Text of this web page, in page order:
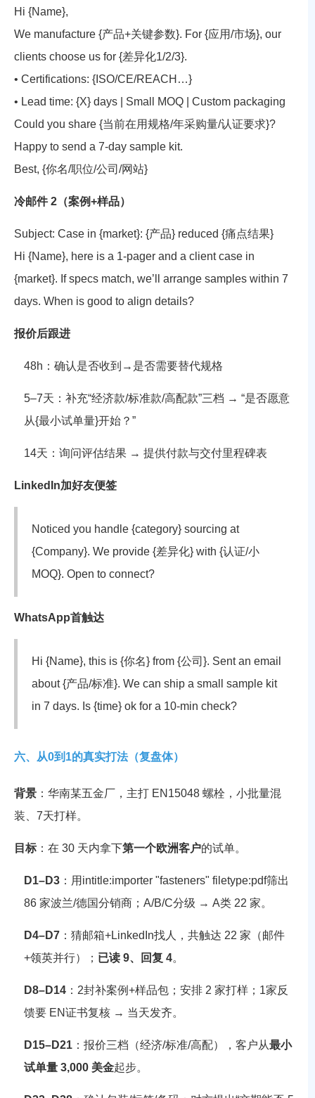
Hi {Name},
We manufacture {产品+关键参数}. For {应用/市场}, our
clients choose us for {差异化1/2/3}.
• Certifications: {ISO/CE/REACH…}
• Lead time: {X} days | Small MOQ | Custom packaging
Could you share {当前在用规格/年采购量/认证要求}?
Happy to send a 7-day sample kit.
Best, {你名/职位/公司/网站}
冷邮件 2（案例+样品）
Subject: Case in {market}: {产品} reduced {痛点结果}
Hi {Name}, here is a 1-pager and a client case in
{market}. If specs match, we’ll arrange samples within 7
days. When is good to align details?
报价后跟进
48h：确认是否收到→是否需要替代规格
5–7天：补充“经济款/标准款/高配款”三档 → “是否愿意
从{最小试单量}开始？”
14天：询问评估结果 → 提供付款与交付里程碑表
LinkedIn加好友便签
Noticed you handle {category} sourcing at
{Company}. We provide {差异化} with {认证/小
MOQ}. Open to connect?
WhatsApp首触达
Hi {Name}, this is {你名} from {公司}. Sent an email
about {产品/标准}. We can ship a small sample kit
in 7 days. Is {time} ok for a 10-min check?
六、从0到1的真实打法（复盘体）
背景 ：华南某五金厂，主打 EN15048 螺栓，小批量混
装、7天打样。
目标：在 30 天内拿下第一个欧洲客户的试单。
D1–D3 ：用 intitle:importer "fasteners" filetype:pdf筛出
86 家波兰/德国分销商；A/B/C分级 → A类 22 家。
D4–D7 ：猜邮箱+LinkedIn找人，共触达 22 家（邮件
+领英并行）； 已读 9、回复 4。
D8–D14 ：2封补案例+样品包；安排 2 家打样；1家反
馈要 EN证书复核 → 当天发齐。
D15–D21 ：报价三档（经济/标准/高配），客户从最小
试单量 3,000 美金起步。